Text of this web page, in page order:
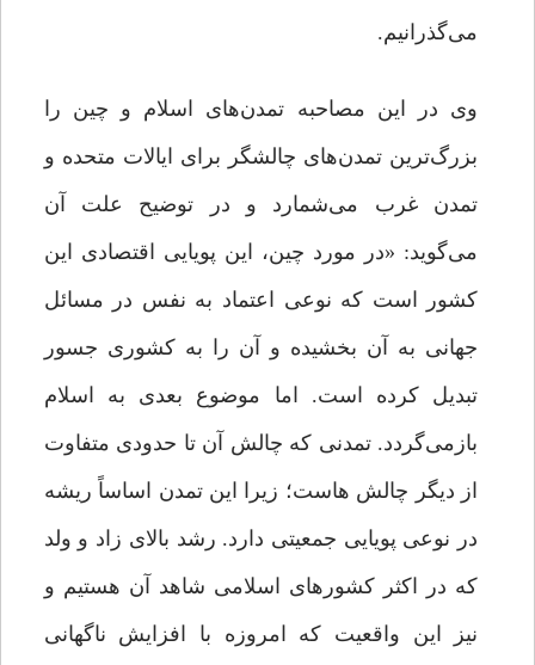
می‌گذرانیم.
وی در این مصاحبه تمدن‌هاى اسلام و چین را
بزرگ‌ترین تمدن‌هاى چالشگر براى ایالات متحده و
تمدن غرب می‌شمارد و در توضیح علت آن
می‌گوید: «در مورد چین، این پویایى اقتصادى این
کشور است که نوعى اعتماد به نفس در مسائل
جهانى به آن بخشیده و آن را به کشورى جسور
تبدیل کرده است. اما موضوع بعدى به اسلام
بازمى‌گردد. تمدنى که چالش آن تا حدودى متفاوت
از دیگر چالش هاست؛ زیرا این تمدن اساساً ریشه
در نوعى پویایى جمعیتى دارد. رشد بالاى زاد و ولد
که در اکثر کشورهاى اسلامى شاهد آن هستیم و
نیز این واقعیت که امروزه با افزایش ناگهانى